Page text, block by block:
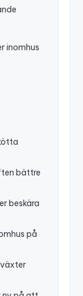
inomhus
bättre
beskära
på